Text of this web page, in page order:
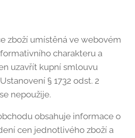
zboží umístěná ve webovém
charakteru a
uzavřít kupní smlouvu
§ 1732 odst. 2
nepoužije.
obsahuje informace o
cen jednotlivého zboží a